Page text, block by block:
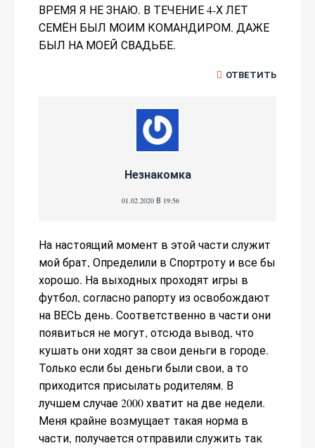
ВРЕМЯ Я НЕ ЗНАЮ. В ТЕЧЕНИЕ 4-Х ЛЕТ
СЕМЁН БЫЛ МОИМ КОМАНДИРОМ. ДАЖЕ
БЫЛ НА МОЕЙ СВАДЬБЕ.
ОТВЕТИТЬ
Незнакомка
01.02.2020 В 19:56
На настоящий момент в этой части служит
мой брат, Определили в Спортроту и все бы
хорошо. На выходных проходят игры в
футбол, согласно рапорту из освобождают
на ВЕСЬ день. Соответственно в части они
появиться не могут, отсюда вывод, что
кушать они ходят за свои деньги в городе.
Только если бы деньги были свои, а то
приходится присылать родителям. В
лучшем случае 2000 хватит на две недели.
Меня крайне возмущает такая норма в
части, получается отправили служить так